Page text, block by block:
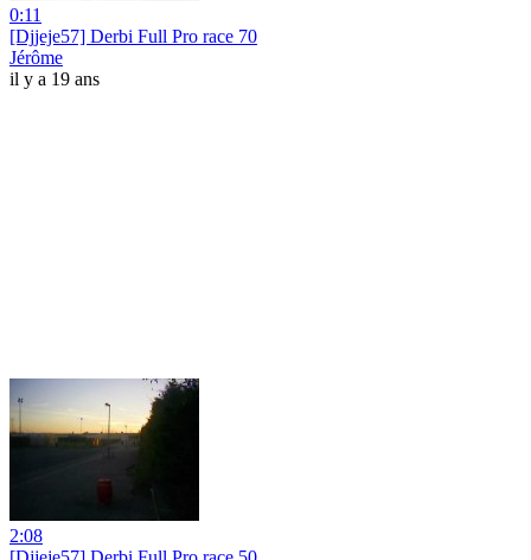
0:11
[Djjeje57] Derbi Full Pro race 70
Jérôme
il y a 19 ans
2:08